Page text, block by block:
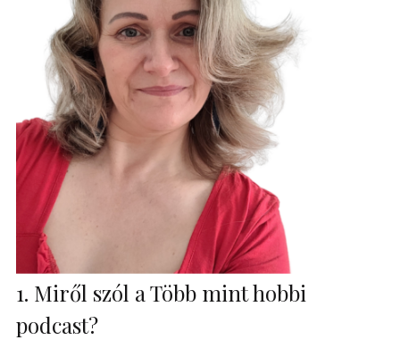
1. Miről szól a Több mint hobbi
podcast?